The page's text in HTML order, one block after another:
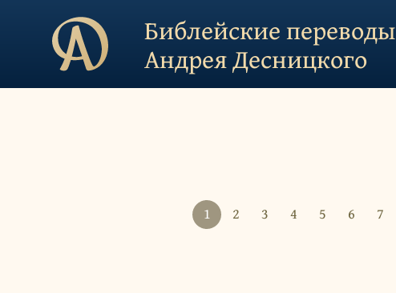
Библейские переводы
Андрея Десницкого
1 2 3 4 5 6 7